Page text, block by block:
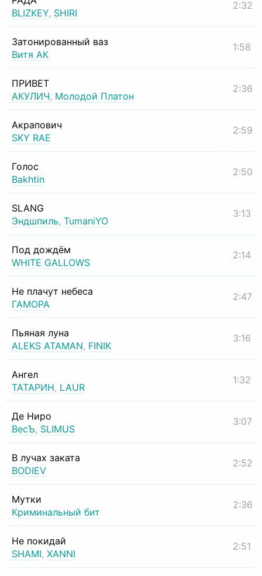
BLIZKEY, SHIRI
2:32
Затонированный ваз
Витя АК
1:58
ПРИВЕТ
АКУЛИЧ, Молодой Платон
2:36
Акрапович
SKY RAE
2:59
Голос
Bakhtin
2:50
SLANG
Эндшпиль, TumaniYO
3:13
Под дождём
WHITE GALLOWS
2:14
Не плачут небеса
ГАМОРА
2:47
Пьяная луна
ALEKS ATAMAN, FINIK
3:16
Ангел
ТАТАРИН, LAUR
1:32
Де Ниро
ВесЪ, SLIMUS
3:07
В лучах заката
BODIEV
2:52
Мутки
Криминальный бит
2:36
Не покидай
SHAMI, XANNI
2:51